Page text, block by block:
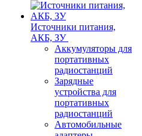
Источники питания,
АКБ, ЗУ
Аккумуляторы для
портативных
радиостанций
Зарядные
устройства для
портативных
радиостанций
Автомобильные